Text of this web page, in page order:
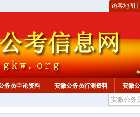
访客地图
务员申论资料 安徽公务员行测资料 安徽